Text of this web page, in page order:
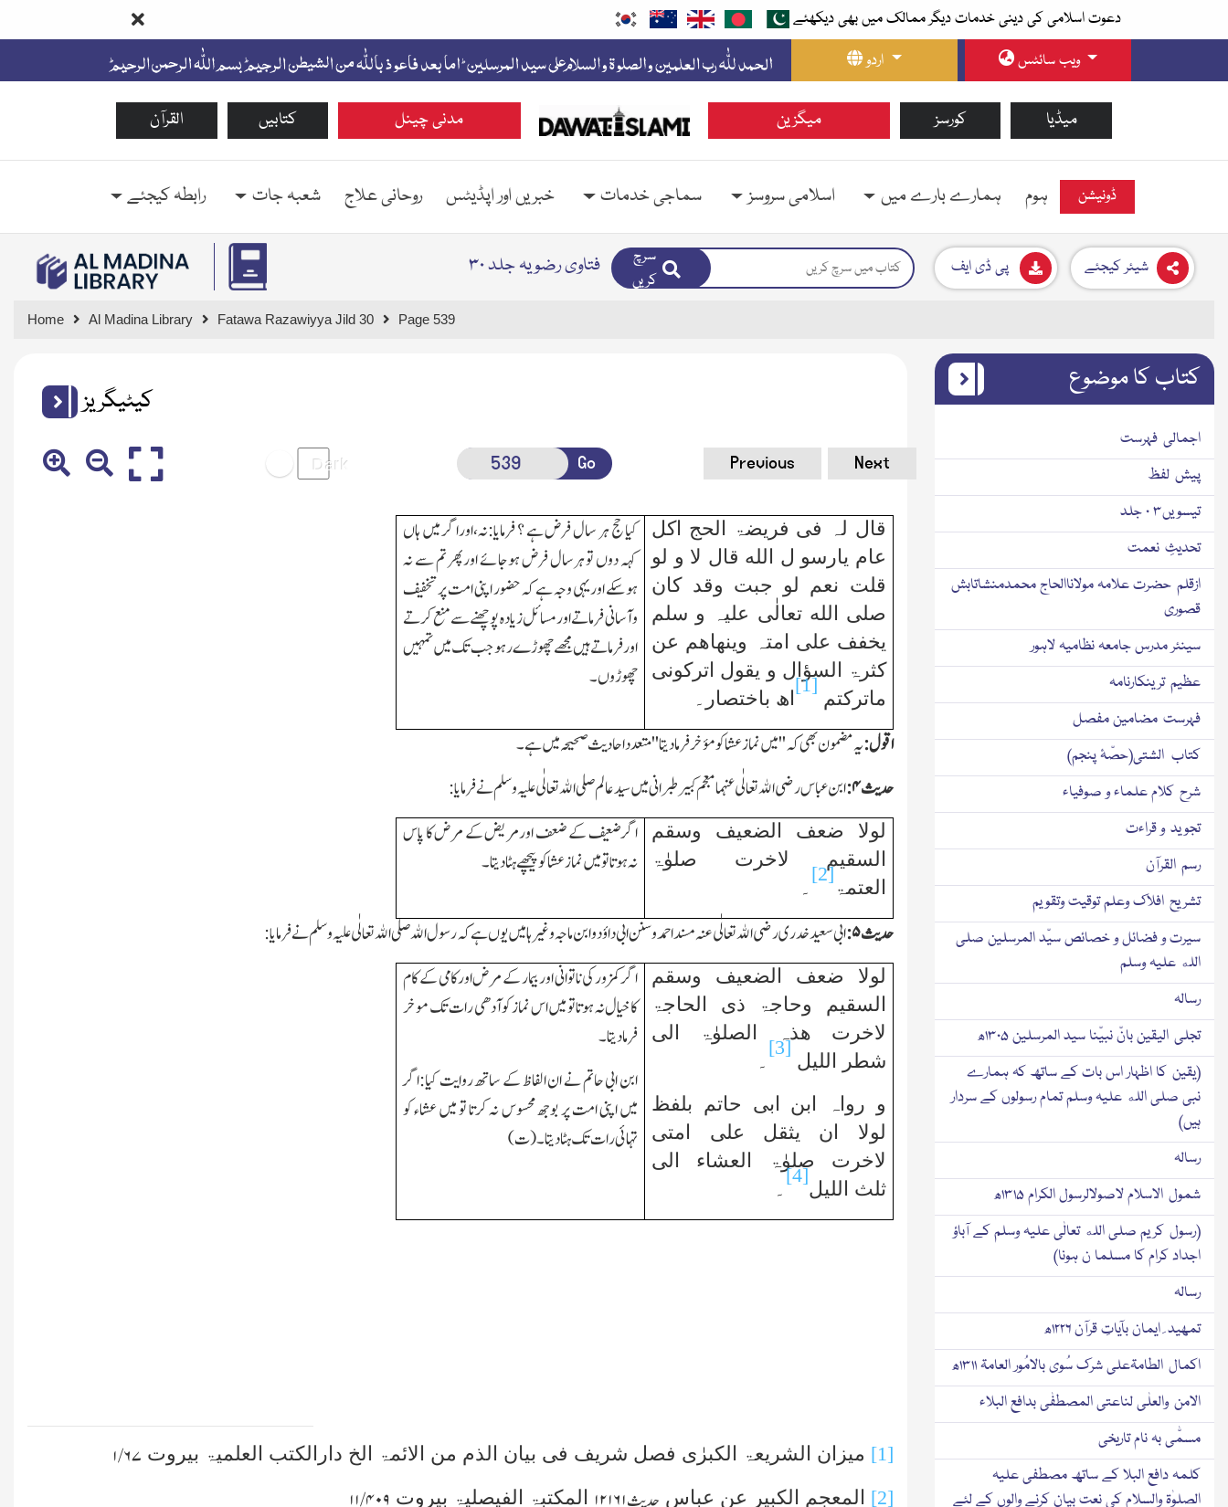
دعوت اسلامی کی دینی خدمات دیگر ممالک میں بھی دیکھئے
اردو
ویب سائٹس
القرآن کتابیں مدنی چینل میگزین کورسز میڈیا
ہوم ہمارے بارے میں اسلامی سروسز سماجی خدمات خبریں اور اپڈیٹس روحانی علاج شعبہ جات رابطہ کیجئے ڈونیشن
فتاوی رضویہ جلد ۳۰
سرچ
کریں
پی ڈی ایف شیئر کیجئے
Home Al Madina Library Fatawa Razawiyya Jild 30 Page 539
کیٹیگریز
Go Previous Next
قال لہ فی فریضۃ الحج اکل
عام یارسو ل الله قال لا و لو
قلت نعم لو جبت وقد کان
صلی الله تعالٰی علیہ و سلم
یخفف علی امتہ وینھاھم عن
کثرۃ السؤال و یقول اترکونی
ماترکتم
[1]
اھ باختصار۔
کیا حج ہر سال فرض ہے ؟ فرمایا:نہ،اوراگر میں ہاں
کہہ دوں تو ہرسال فرض ہوجائے اورپھر تم سے نہ
ہوسکے اوریہی وجہ ہے کہ حضور اپنی امت پر تخفیف
وآسانی فرماتے اورمسائل زیادہ پوچھنے سے منع کرتے
اورفرماتے ہیں مجھے چھوڑے رہو جب تك میں تمہیں
چھوڑوں۔
اقول:یہ مضمون بھی کہ ''میں نماز عشاکو مؤخر فرمادیتا''متعدد احادیث صحیحہ میں ہے۔
حدیث۴: ابن عباس رضی الله تعالٰی عنہما معجم کبیر طبرانی میں سید عالم صلی الله تعالٰی علیہ وسلم نے فرمایا:
لولا ضعف الضعیف وسقم
السقیم لاخرت صلوٰۃ
العتمۃ
[2]
۔
اگرضعیف کے ضعف اورمریض کے مرض کا پاس
نہ ہوتا تو میں نماز عشاکو پیچھے ہٹادیتا۔
حدیث۵: ابی سعید خدری رضی الله تعالٰی عنہ مسند احمد وسنن ابی داؤد وابن ماجہ وغیرہا میں یوں ہے کہ رسول الله صلی الله تعالٰی علیہ وسلم نے فرمایا:
لولا ضعف الضعیف وسقم
السقیم وحاجۃ ذی الحاجۃ
لاخرت ھذہ الصلوٰۃ الی
شطر اللیل
[3]
۔
و رواہ ابن ابی حاتم بلفظ
لولا ان یثقل علی امتی
لاخرت صلوٰۃ العشاء الی
ثلث اللیل
[4]
۔
اگر کمزور کی ناتوانی اوربیمار کے مرض اورکامی کے کام
کا خیال نہ ہوتا تو میں اس نماز کو آدھی رات تك موخر
فرما دیتا۔
ابن ابی حاتم نے ان الفاظ کے ساتھ روایت کیا:اگر
میں اپنی امت پر بوجھ محسوس نہ کرتا تو میں عشاء کو
تہائی رات تك ہٹا دیتا۔(ت)
[1] میزان الشریعۃ الکبرٰی فصل شریف فی بیان الذم من الائمۃ الخ دارالکتب العلمیۃ بیروت ۱/۶۷
[2] المعجم الکبیر عن عباس حدیث۱۲۱۶۱ المکتبۃ الفیصلیۃ بیروت ۱۱/۴۰۹
کتاب کا موضوع
اجمالی فہرست
پیش لفظ
تیسویں۳ ۰ جلد
تحدیثِ نعمت
ازقلم حضرت علامہ مولاناالحاج محمدمنشاتابش
قصوری
سینئر مدرس جامعہ نظامیہ لاہور
عظیم ترینکارنامہ
فہرست مضامین مفصل
کتاب الشتی(حصّۂ پنجم)
شرح کلام علماء و صوفیاء
تجوید و قراءت
رسم القرآن
تشریح افلاك وعلم توقیت وتقویم
سیرت و فضائل و خصائص سیّد المرسلین صلی
الله علیہ وسلم
رسالہ
تجلی الیقین بانّ نبیّنا سید المرسلین ۱۳۰۵ھ
(یقین کا اظہار اس بات کے ساتھ کہ ہمارے
نبی صلی الله علیہ وسلم تمام رسولوں کے سردار
ہیں)
رسالہ
شمول الاسلام لاصولالرسول الکرام ۱۳۱۵ھ
(رسول کریم صلی الله تعالٰی علیہ وسلم کے آباؤ
اجداد کرام کا مسلما ن ہونا)
رسالہ
تمھید ِ ایمان بآیاتِ قرآن ۱۲۲۶ھ
اکمال الطامۃعلی شرك سُوی بالامُور العامۃ ۱۳۱۱ھ
الامن والعلٰی لناعتی المصطفٰی بدافع البلاء
مسمّٰی بہ نام تاریخی
کلمہ دافع البلا کے ساتھ مصطفی علیہ
الصلوٰۃ والسلام کی نعت بیان کرنے والوں کے لئے